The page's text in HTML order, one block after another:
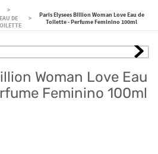
EAU DE
Paris Elysees Billion Woman Love Eau de
Toilette - Perfume Feminino 100ml
Woman Love Eau
Feminino 100ml